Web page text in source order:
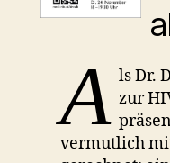
A ls Dr.
zur
vermutlich